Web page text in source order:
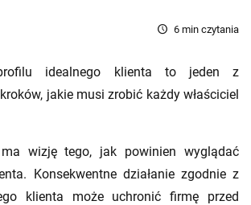
6 min czytania
idealnego klienta to jeden z
jakie musi zrobić każdy właściciel
wizję tego, jak powinien wyglądać
Konsekwentne działanie zgodnie z
klienta może uchronić firmę przed